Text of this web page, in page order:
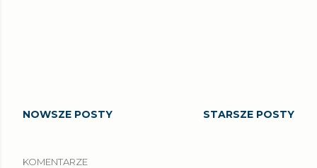
NOWSZE POSTY STARSZE POSTY
KOMENTARZE